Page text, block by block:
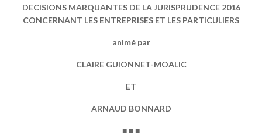
DECISIONS MARQUANTES DE LA JURISPRUDENCE 2016
CONCERNANT LES ENTREPRISES ET LES PARTICULIERS
animé par
CLAIRE GUIONNET-MOALIC
ET
ARNAUD BONNARD
■ ■ ■